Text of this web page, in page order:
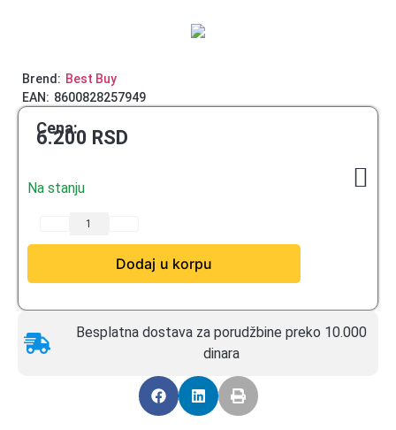
Brend: Best Buy
EAN: 8600828257949
Cena:
6.200 RSD
Na stanju
Dodaj u korpu
Besplatna dostava za porudžbine preko 10.000
dinara